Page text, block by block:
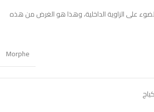
على الزاوية الداخلية، وهذا هو الغرض من هذه
Morphe